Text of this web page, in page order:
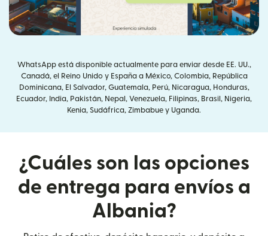
WhatsApp está disponible actualmente para enviar desde EE. UU.,
Canadá, el Reino Unido y España a México, Colombia, República
Dominicana, El Salvador, Guatemala, Perú, Nicaragua, Honduras,
Ecuador, India, Pakistán, Nepal, Venezuela, Filipinas, Brasil, Nigeria,
Kenia, Sudáfrica, Zimbabue y Uganda.
¿Cuáles son las opciones
de entrega para envíos a
Albania?